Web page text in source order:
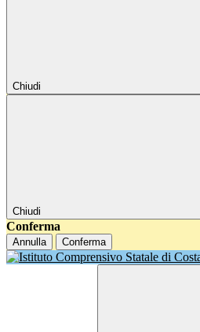
Chiudi
Chiudi
Conferma
Annulla Conferma